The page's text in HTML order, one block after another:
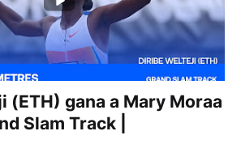
(ETH) gana a Mary Moraa
Slam Track |